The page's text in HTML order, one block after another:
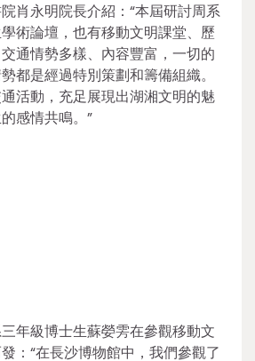
肖永明院長介紹：“本屆研討周系
術論壇，也有移動文明課堂、歷
通情勢多樣、內容豐富，一切的
都是經過特別策劃和籌備組織。
活動，充足展現出湖湘文明的魅
感情共鳴。”
年級博士生蘇嫈雱在參觀移動文
：“在長沙博物館中，我們參觀了